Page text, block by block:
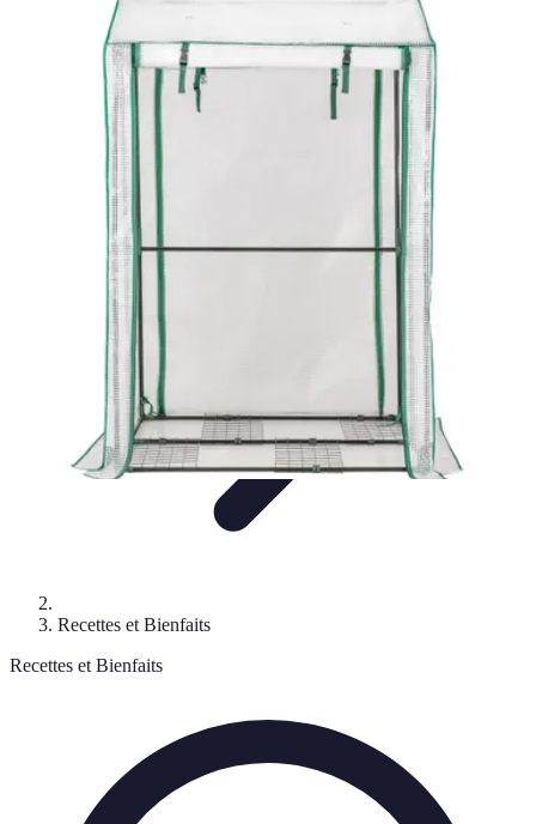
Fruits de Saison
SaisonsAlimentation saineArticles MensuelsChoix et
Conservation
Fruits de Saison
Recettes et Bienfaits
Recettes et Bienfaits